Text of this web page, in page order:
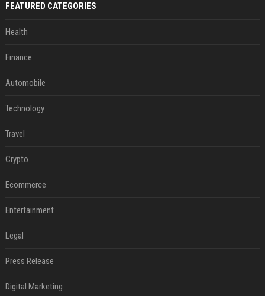
FEATURED CATEGORIES
Health
Finance
Automobile
Technology
Travel
Crypto
Ecommerce
Entertainment
Legal
Press Release
Digital Marketing